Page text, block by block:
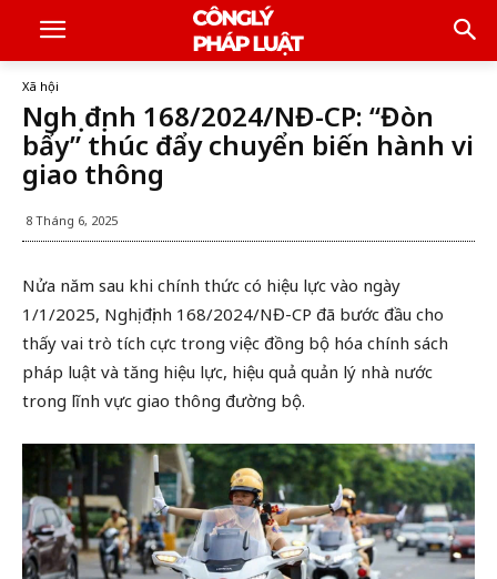
Xã hội
Nghị định 168/2024/NĐ-CP: “Đòn
bẩy” thúc đẩy chuyển biến hành vi
giao thông
8 Tháng 6, 2025
Nửa năm sau khi chính thức có hiệu lực vào ngày
1/1/2025, Nghị định 168/2024/NĐ-CP đã bước đầu cho
thấy vai trò tích cực trong việc đồng bộ hóa chính sách
pháp luật và tăng hiệu lực, hiệu quả quản lý nhà nước
trong lĩnh vực giao thông đường bộ.